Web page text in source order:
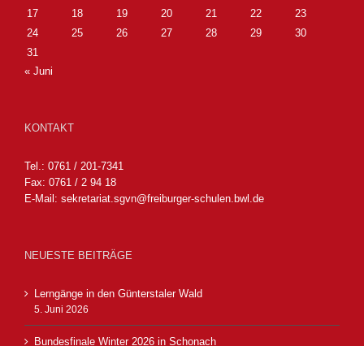
17
18 19 20 21 22
23
24
25 26 27 28 29
30
31
« Juni
KONTAKT
Tel.: 0761 / 201-7341
Fax: 0761 / 2 94 18
E-Mail: sekretariat.sgvn@freiburger-schulen.bwl.de
NEUESTE BEITRÄGE
Lerngänge in den Günterstaler Wald
5. Juni 2026
Bundesfinale Winter 2026 in Schonach